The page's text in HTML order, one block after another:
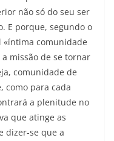
não só do seu ser
E porque, segundo o
«íntima comunidade
missão de se tornar
comunidade de
como para cada
a plenitude no
que atinge as
dizer-se que a